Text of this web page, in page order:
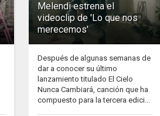
Melendi estrena el
videoclip de 'Lo que nos
merecemos'
Después de algunas semanas de
dar a conocer su último
lanzamiento titulado El Cielo
Nunca Cambiará, canción que ha
compuesto para la tercera edici...